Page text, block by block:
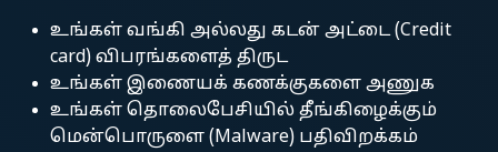
உங்கள் வங்கி அல்லது கடன் அட்டை (Credit
card) விபரங்களைத் திருட
உங்கள் இணையக் கணக்குகளை அணுக
உங்கள் தொலைபேசியில் தீங்கிழைக்கும்
மென்பொருளை (Malware) பதிவிறக்கம்